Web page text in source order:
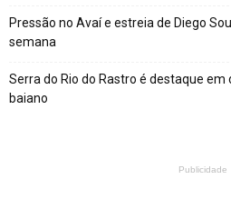
Pressão no Avaí e estreia de Diego
semana
Serra do Rio do Rastro é destaque
baiano
Publicidade